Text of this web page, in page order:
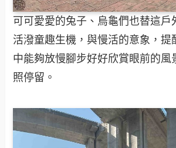
可可愛愛的兔子、烏龜們也替這戶
活潑童趣生機，與慢活的意象，提
中能夠放慢腳步好好欣賞眼前的風
照停留。